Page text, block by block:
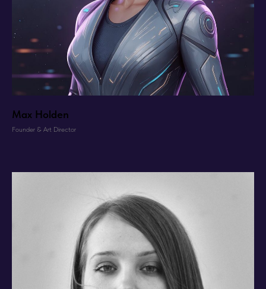
Max Holden
Founder & Art Director